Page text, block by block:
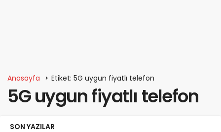
Anasayfa Etiket: 5G uygun fiyatlı telefon
5G uygun fiyatlı telefon
SON YAZILAR